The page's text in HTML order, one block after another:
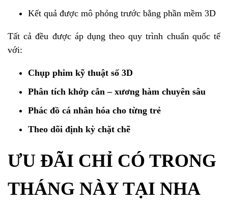
Kết quả được mô phỏng trước bằng phần mềm 3D
Tất cả đều được áp dụng theo quy trình chuẩn quốc tế
với:
Chụp phim kỹ thuật số 3D
Phân tích khớp cắn – xương hàm chuyên sâu
Phác đồ cá nhân hóa cho từng trẻ
Theo dõi định kỳ chặt chẽ
ƯU ĐÃI CHỈ CÓ TRONG
THÁNG NÀY TẠI NHA